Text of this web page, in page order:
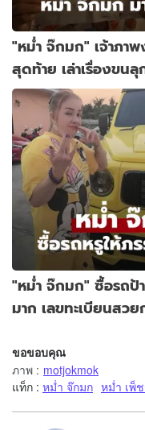
"หม่ำ จ๊กมก" เจ้าภา
สุดท้าย เล่าเรื่องขนลุ
"หม่ำ จ๊กมก" ซื้อรถป้
มาก เลขทะเบียนสวย
ขอขอบคุณ
ภาพ : motjokmok
แท็ก : หม่ำ จ๊กมก หม่ำ เพ็